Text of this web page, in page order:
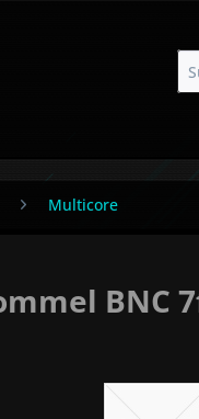
Multicore
BNC